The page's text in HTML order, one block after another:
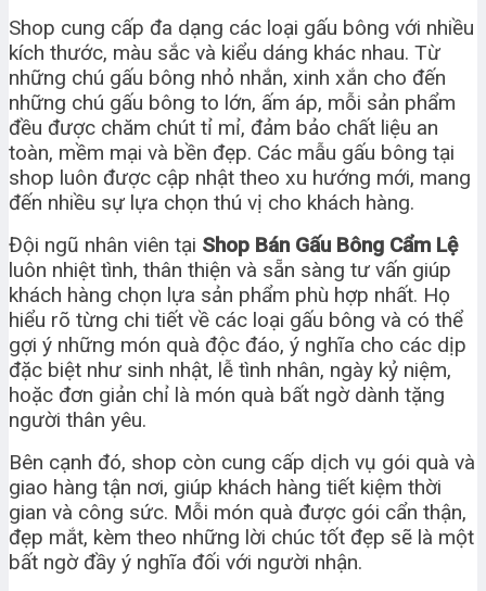
Shop cung cấp đa dạng các loại gấu bông với nhiều
kích thước, màu sắc và kiểu dáng khác nhau. Từ
những chú gấu bông nhỏ nhắn, xinh xắn cho đến
những chú gấu bông to lớn, ấm áp, mỗi sản phẩm
đều được chăm chút tỉ mỉ, đảm bảo chất liệu an
toàn, mềm mại và bền đẹp. Các mẫu gấu bông tại
shop luôn được cập nhật theo xu hướng mới, mang
đến nhiều sự lựa chọn thú vị cho khách hàng.
Đội ngũ nhân viên tại Shop Bán Gấu Bông Cẩm Lệ
luôn nhiệt tình, thân thiện và sẵn sàng tư vấn giúp
khách hàng chọn lựa sản phẩm phù hợp nhất. Họ
hiểu rõ từng chi tiết về các loại gấu bông và có thể
gợi ý những món quà độc đáo, ý nghĩa cho các dịp
đặc biệt như sinh nhật, lễ tình nhân, ngày kỷ niệm,
hoặc đơn giản chỉ là món quà bất ngờ dành tặng
người thân yêu.
Bên cạnh đó, shop còn cung cấp dịch vụ gói quà và
giao hàng tận nơi, giúp khách hàng tiết kiệm thời
gian và công sức. Mỗi món quà được gói cẩn thận,
đẹp mắt, kèm theo những lời chúc tốt đẹp sẽ là một
bất ngờ đầy ý nghĩa đối với người nhận.